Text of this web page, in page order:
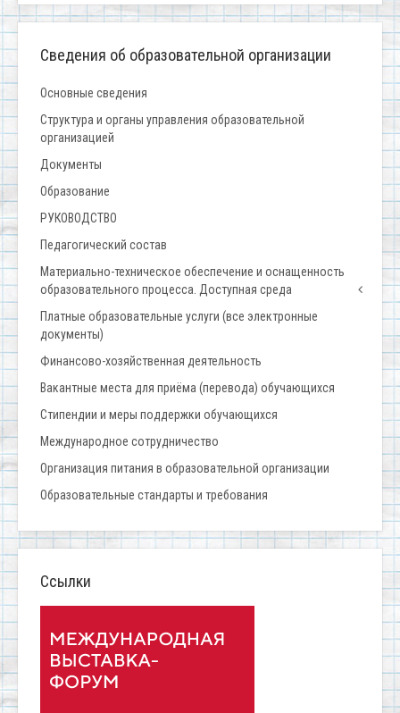
Сведения об образовательной организации
Основные сведения
Структура и органы управления образовательной
организацией
Документы
Образование
РУКОВОДСТВО
Педагогический состав
Материально-техническое обеспечение и оснащенность
образовательного процесса. Доступная среда
Платные образовательные услуги (все электронные
документы)
Финансово-хозяйственная деятельность
Вакантные места для приёма (перевода) обучающихся
Стипендии и меры поддержки обучающихся
Международное сотрудничество
Организация питания в образовательной организации
Образовательные стандарты и требования
Ссылки